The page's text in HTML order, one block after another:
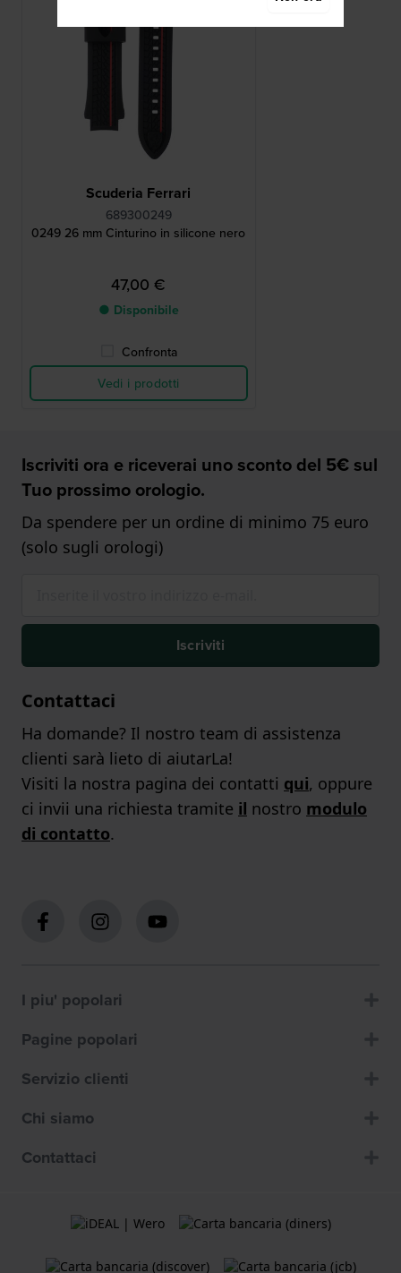
Scuderia Ferrari
689300249
0249 26 mm Cinturino in silicone nero
47,00 €
● Disponibile
Confronta
Vedi i prodotti
Iscriviti ora e riceverai uno sconto del 5€ sul
Tuo prossimo orologio.
Da spendere per un ordine di minimo 75 euro
(solo sugli orologi)
Iscriviti
Contattaci
Ha domande? Il nostro team di assistenza
clienti sarà lieto di aiutarLa!
Visiti la nostra pagina dei contatti qui, oppure
ci invii una richiesta tramite il nostro modulo
di contatto.
I piu' popolari
Pagine popolari
Servizio clienti
Chi siamo
Contattaci